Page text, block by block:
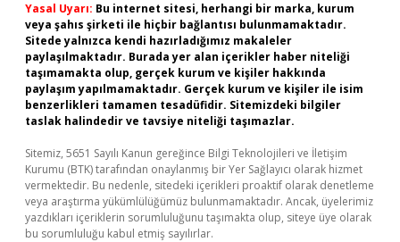
Yasal Uyarı: Bu internet sitesi, herhangi bir marka, kurum
veya şahıs şirketi ile hiçbir bağlantısı bulunmamaktadır.
Sitede yalnızca kendi hazırladığımız makaleler
paylaşılmaktadır. Burada yer alan içerikler haber niteliği
taşımamakta olup, gerçek kurum ve kişiler hakkında
paylaşım yapılmamaktadır. Gerçek kurum ve kişiler ile isim
benzerlikleri tamamen tesadüfidir. Sitemizdeki bilgiler
taslak halindedir ve tavsiye niteliği taşımazlar.
Sitemiz, 5651 Sayılı Kanun gereğince Bilgi Teknolojileri ve İletişim
Kurumu (BTK) tarafından onaylanmış bir Yer Sağlayıcı olarak hizmet
vermektedir. Bu nedenle, sitedeki içerikleri proaktif olarak denetleme
veya araştırma yükümlülüğümüz bulunmamaktadır. Ancak, üyelerimiz
yazdıkları içeriklerin sorumluluğunu taşımakta olup, siteye üye olarak
bu sorumluluğu kabul etmiş sayılırlar.